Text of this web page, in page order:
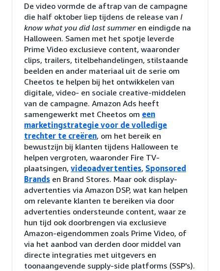
De video vormde de aftrap van de campagne
die half oktober liep tijdens de release van I
know what you did last summeren eindigde na
Halloween. Samen met het spotje leverde
Prime Video exclusieve content, waaronder
clips, trailers, titelbehandelingen, stilstaande
beelden en ander materiaal uit de serie om
Cheetos te helpen bij het ontwikkelen van
digitale, video- en sociale creative-middelen
van de campagne. Amazon Ads heeft
samengewerkt met Cheetos om een
marketingstrategie voor de volledige
trechter te creëren, om het bereik en
bewustzijn bij klanten tijdens Halloween te
helpen vergroten, waaronder Fire TV-
plaatsingen, videoadvertenties, Sponsored
Brands en Brand Stores. Maar ook display-
advertenties via Amazon DSP, wat kan helpen
om relevante klanten te bereiken via door
advertenties ondersteunde content, waar ze
hun tijd ook doorbrengen via exclusieve
Amazon-eigendommen zoals Prime Video, of
via het aanbod van derden door middel van
directe integraties met uitgevers en
toonaangevende supply-side platforms (SSP's).